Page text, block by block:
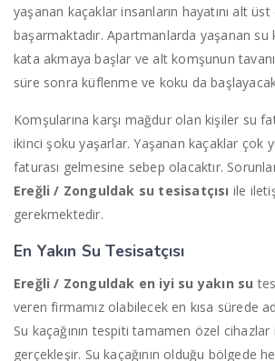
yaşanan kaçaklar insanların hayatını alt
başarmaktadır. Apartmanlarda yaşanan su
kata akmaya başlar ve alt komşunun
süre sonra küflenme ve koku da
Komşularına karşı mağdur olan kişiler su
ikinci şoku yaşarlar. Yaşanan kaçaklar çok
faturası gelmesine sebep olacaktır.
Ereğli / Zonguldak su tesisatçısı ile
gerekmektedir.
En Yakın Su Tesisatçısı
Ereğli / Zonguldak en iyi su yakın su
veren firmamız olabilecek en kısa sürede
Su kaçağının tespiti tamamen özel
gerçekleşir. Su kaçağının olduğu bölgede